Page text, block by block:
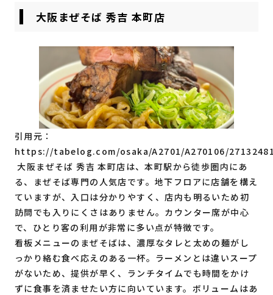
大阪まぜそば 秀吉 本町店
引用元：
https://tabelog.com/osaka/A2701/A270106/
大阪まぜそば 秀吉 本町店は、本町駅から徒歩圏内にあ
る、まぜそば専門の人気店です。地下フロアに店舗を構え
ていますが、入口は分かりやすく、店内も明るいため初
訪問でも入りにくさはありません。カウンター席が中心
で、ひとり客の利用が非常に多い点が特徴です。
看板メニューのまぜそばは、濃厚なタレと太めの麺がし
っかり絡む食べ応えのある一杯。ラーメンとは違いスープ
がないため、提供が早く、ランチタイムでも時間をかけ
ずに食事を済ませたい方に向いています。ボリュームはあ